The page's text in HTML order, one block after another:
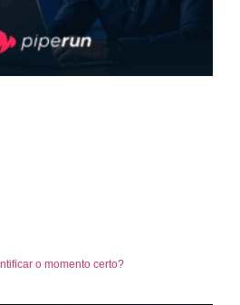
o momento certo?